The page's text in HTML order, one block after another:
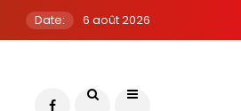
Date: 6 août 2026